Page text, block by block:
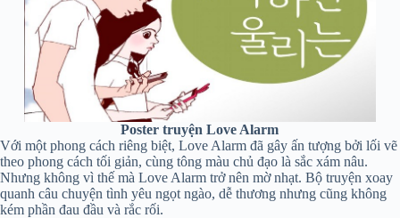
Poster truyện Love Alarm
Với một phong cách riêng biệt, Love Alarm đã gây ấn tượng bởi lối vẽ
theo phong cách tối giản, cùng tông màu chủ đạo là sắc xám nâu.
Nhưng không vì thế mà Love Alarm trở nên mờ nhạt. Bộ truyện xoay
quanh câu chuyện tình yêu ngọt ngào, dễ thương nhưng cũng không
kém phần đau đầu và rắc rối.